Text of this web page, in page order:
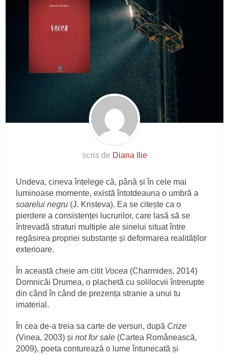
scris de Diana Ilie
Undeva, cineva înțelege că, până și în cele mai
luminoase momente, există întotdeauna o umbră a
soarelui negru (J. Kristeva). Ea se citește ca o
pierdere a consistenței lucrurilor, care lasă să se
întrevadă straturi multiple ale sinelui situat între
regăsirea propriei substanțe și deformarea realităților
exterioare.
În această cheie am citit Vocea (Charmides, 2014)
Domnicăi Drumea, o plachetă cu solilocvii întrerupte
din când în când de prezența stranie a unui tu
imaterial.
În cea de-a treia sa carte de versuri, după Crize
(Vinea, 2003) șinot for sale (Cartea Românească,
2009), poeta conturează o lume întunecată și